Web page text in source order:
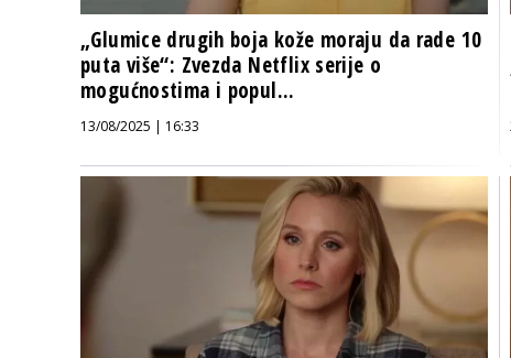
„Glumice drugih boja kože moraju da rade 10
puta više“: Zvezda Netflix serije o
mogućnostima i popul...
13/08/2025 | 16:33